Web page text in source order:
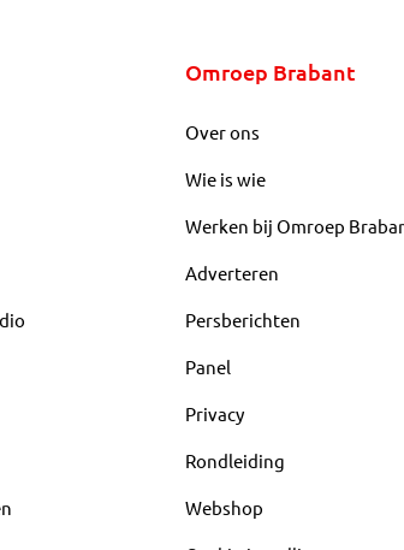
Omroep Brabant
Over ons
Wie is wie
Werken bij Omroep
Adverteren
Persberichten
Panel
Privacy
Rondleiding
Webshop